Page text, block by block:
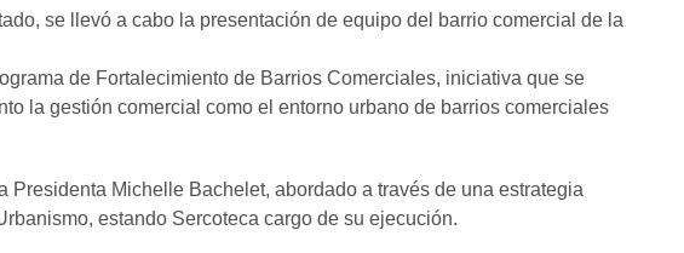
se llevó a cabo la presentación de equipo del barrio comercial de la
de Fortalecimiento de Barrios Comerciales, iniciativa que se
la gestión comercial como el entorno urbano de barrios comerciales
Michelle Bachelet, abordado a través de una estrategia
estando Sercoteca cargo de su ejecución.